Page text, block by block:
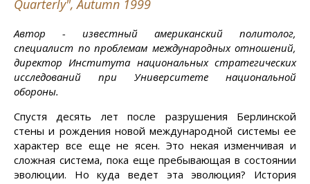
Quarterly", Autumn 1999
Автор - известный американский политолог,
специалист по проблемам международных отношений,
директор Института национальных стратегических
исследований при Университете национальной
обороны.
Спустя десять лет после разрушения Берлинской
стены и рождения новой международной системы ее
характер все еще не ясен. Это некая изменчивая и
сложная система, пока еще пребывающая в состоянии
эволюции. Но куда ведет эта эволюция? История